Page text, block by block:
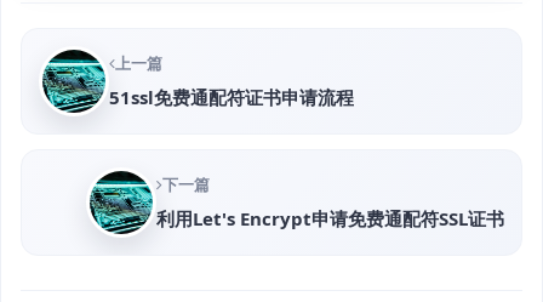
上一篇
51ssl免费通配符证书申请流程
下一篇
利用Let's Encrypt申请免费通配符SSL证书